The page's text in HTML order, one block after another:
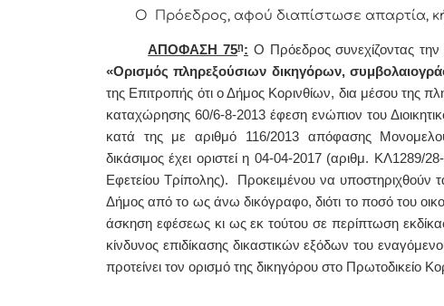
Ο Πρόεδρος, αφού διαπίστωσε απαρτία,
ΑΠΟΦΑΣΗ 75η: Ο Πρόεδρος συνεχίζοντας
«Ορισμός πληρεξούσιων δικηγόρων,
της Επιτροπής ότι ο Δήμος Κορινθίων, δια μέσου της
καταχώρησης 60/6-8-2013 έφεση ενώπιον του
κατά της με αριθμό 116/2013 απόφασης
δικάσιμος έχει οριστεί η 04-04-2017 (αριθμ.
Εφετείου Τρίπολης). Προκειμένου να
Δήμος από το ως άνω δικόγραφο, διότι το ποσό του
άσκηση εφέσεως κι ως εκ τούτου σε περίπτωση
κίνδυνος επιδίκασης δικαστικών εξόδων του
προτείνει τον ορισμό της δικηγόρου στο Πρωτοδικείο